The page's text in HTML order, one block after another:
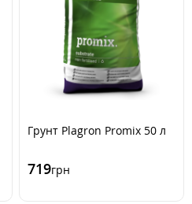
Грунт Plagron Promix 50 л
719грн